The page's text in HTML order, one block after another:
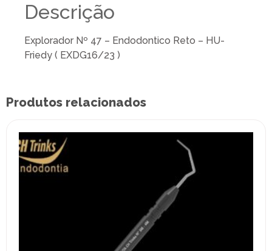
Descrição
Explorador Nº 47 – Endodontico Reto – HU-
Friedy ( EXDG16/23 )
Produtos relacionados